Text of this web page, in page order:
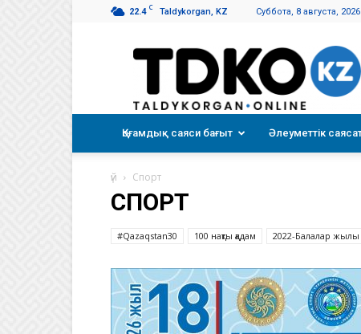
22.4 C Taldykorgan, KZ Суббота, 8 августа, 2026
Талдықорған
Қоғамдық саяси бағыт Әлеуметтік
үй Спорт
СПОРТ
#Qazaqstan30 100 нақты қадам 2022-Балалар жылы